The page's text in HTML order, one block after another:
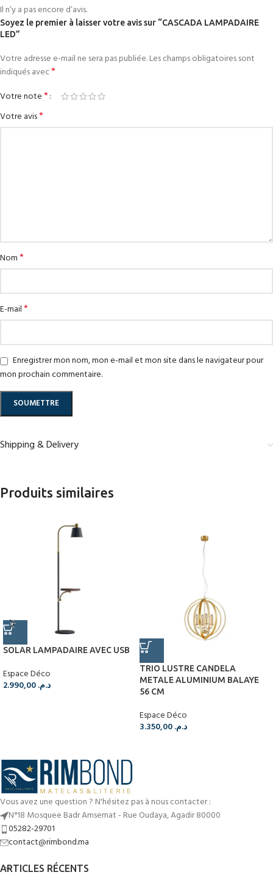
Il n’y a pas encore d’avis.
Soyez le premier à laisser votre avis sur “CASCADA LAMPADAIRE
LED”
Votre adresse e-mail ne sera pas publiée.Les champs obligatoires sont
indiqués avec*
Votre note*
Votre avis*
Nom*
E-mail*
Enregistrer mon nom, mon e-mail et mon site dans le navigateur pour
mon prochain commentaire.
Shipping & Delivery
Produits similaires
SOLAR LAMPADAIRE AVEC USB
Espace Déco
د.م.
TRIO LUSTRE CANDELA
METALE ALUMINIUM BALAYE
56 CM
Espace Déco
د.م.
Vous avez une question ? N'hésitez pas à nous contacter :
N°18 Mosquee Badr Amsernat - Rue Oudaya, Agadir 80000
05282-29701
contact@rimbond.ma
ARTICLES RÉCENTS